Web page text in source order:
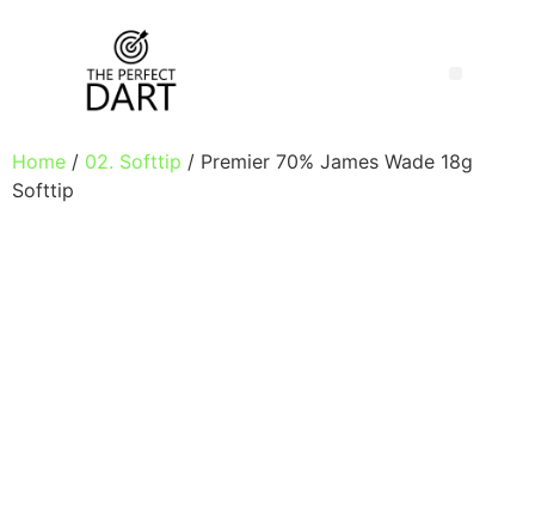
Home / 02. Softtip / Premier 70% James Wade 18g
Softtip